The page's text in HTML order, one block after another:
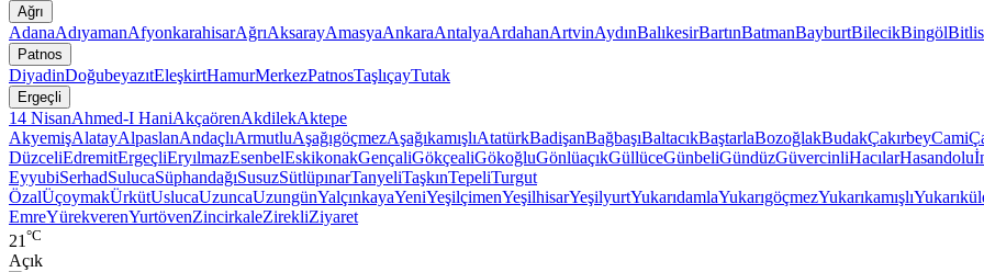
Ağrı
AdanaAdıyamanAfyonkarahisarAğrıAksarayAmasyaAnkaraAntalyaArdahanArtvinAydınBalıkesirBartınBatmanBayburtBilecikBingölBitlis
Patnos
DiyadinDoğubeyazıtEleşkirtHamurMerkezPatnosTaşlıçayTutak
Ergeçli
14 NisanAhmed-I HaniAkçaörenAkdilekAktepe
AkyemişAlatayAlpaslanAndaçlıArmutluAşağıgöçmezAşağıkamışlıAtatürkBadişanBağbaşıBaltacıkBaştarlaBozoğlakBudakÇakırbeyCami
DüzceliEdremitErgeçliEryılmazEsenbelEskikonakGençaliGökçealiGökoğluGönlüaçıkGüllüceGünbeliGündüzGüvercinliHacılarHasandolu
EyyubiSerhadSulucaSüphandağıSusuzSütlüpınarTanyeliTaşkınTepeliTurgut
ÖzalÜçoymakÜrkütUslucaUzuncaUzungünYalçınkayaYeniYeşilçimenYeşilhisarYeşilyurtYukarıdamlaYukarıgöçmezYukarıkamışlı
EmreYürekverenYurtövenZincirkaleZirekliZiyaret
21 °C
Açık